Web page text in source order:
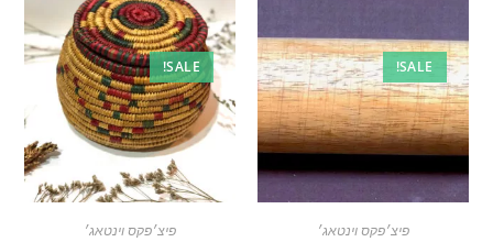
SALE!
פיצ׳פקס וינטאג׳
SALE!
פיצ׳פקס וינטאג׳